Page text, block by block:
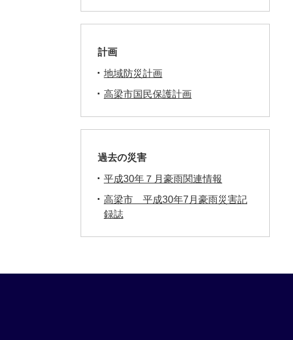
計画
地域防災計画
高梁市国民保護計画
過去の災害
平成30年７月豪雨関連情報
高梁市 平成30年7月豪雨災害記
録誌